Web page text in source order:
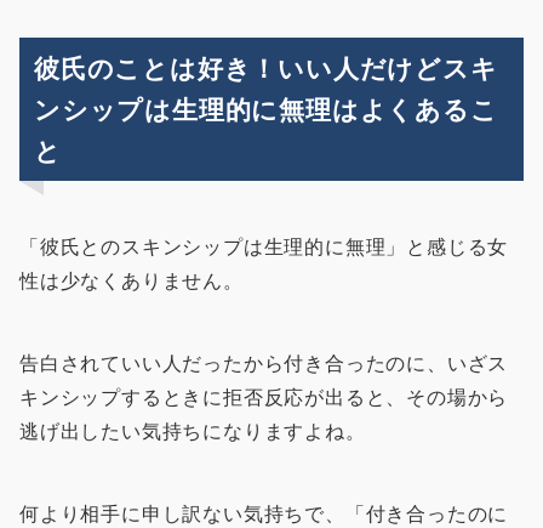
彼氏のことは好き！いい人だけどスキ
ンシップは生理的に無理はよくあるこ
と
「彼氏とのスキンシップは生理的に無理」と感じる女
性は少なくありません。
告白されていい人だったから付き合ったのに、いざス
キンシップするときに拒否反応が出ると、その場から
逃げ出したい気持ちになりますよね。
何より相手に申し訳ない気持ちで、「付き合ったのに